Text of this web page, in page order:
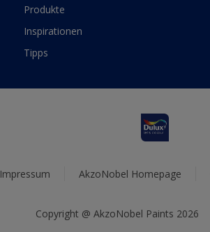
Produkte
Inspirationen
Tipps
Impressum AkzoNobel Homepage
Copyright @ AkzoNobel Paints 2026